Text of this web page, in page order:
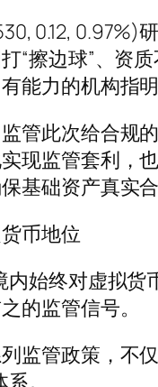
0.12, 0.97%)
“擦边球”、资
能力的机构指
此次给合规的
现监管套利，
基础资产真实
币地位
始终对虚拟货
的监管信号。
管政策，不仅